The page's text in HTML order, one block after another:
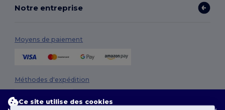
Notre entreprise
Moyens de paiement
Méthodes d'expédition
Ce site utilise des cookies